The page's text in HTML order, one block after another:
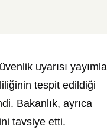
uyarısı
tespit edildiği
Bakanlık, ayrıca
tavsiye etti.